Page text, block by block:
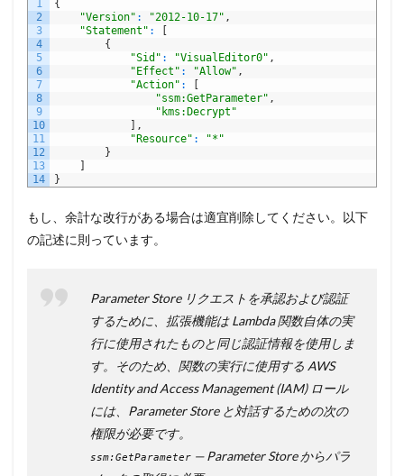
1
2
3
4
5
6
7
8
9
10
11
12
13
14
{
"Version" : "2012-10-17" ,
"Statement" :
[
{
"Sid" : "VisualEditor0" ,
"Effect" : "Allow" ,
"Action" :
[
"ssm:GetParameter" ,
"kms:Decrypt"
] ,
"Resource" :
"*"
}
]
}
もし、余計な改行がある場合は適宜削除してください。以下
の記述に則っています。
Parameter Store リクエストを承認および認証
するために、拡張機能は Lambda 関数自体の実
行に使用されたものと同じ認証情報を使用しま
す。そのため、関数の実行に使用する AWS
Identity and Access Management (IAM) ロール
には、Parameter Store と対話するための次の
権限が必要です。
ssm:GetParameter — Parameter Store からパラ